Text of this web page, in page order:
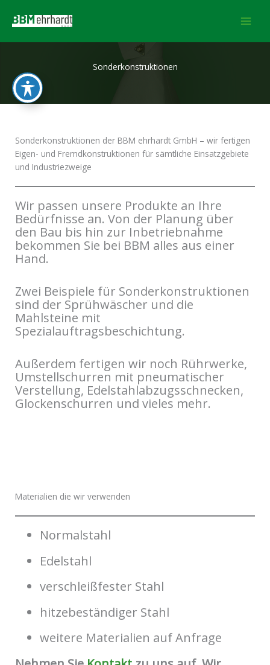
Inhalt
Sonderkonstruktionen
Sonderkonstruktionen der BBM ehrhardt GmbH – wir fertigen
Eigen- und Fremdkonstruktionen für sämtliche Einsatzgebiete
und Industriezweige
Wir passen unsere Produkte an Ihre
Bedürfnisse an. Von der Planung über
den Bau bis hin zur Inbetriebnahme
bekommen Sie bei BBM alles aus einer
Hand.
Zwei Beispiele für Sonderkonstruktionen
sind der Sprühwäscher und die
Mahlsteine mit
Spezialauftragsbeschichtung.
Außerdem fertigen wir noch Rührwerke,
Umstellschurren mit pneumatischer
Verstellung, Edelstahlabzugsschnecken,
Glockenschurren und vieles mehr.
Materialien die wir verwenden
Normalstahl
Edelstahl
verschleißfester Stahl
hitzebeständiger Stahl
weitere Materialien auf Anfrage